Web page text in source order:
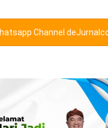
Channel